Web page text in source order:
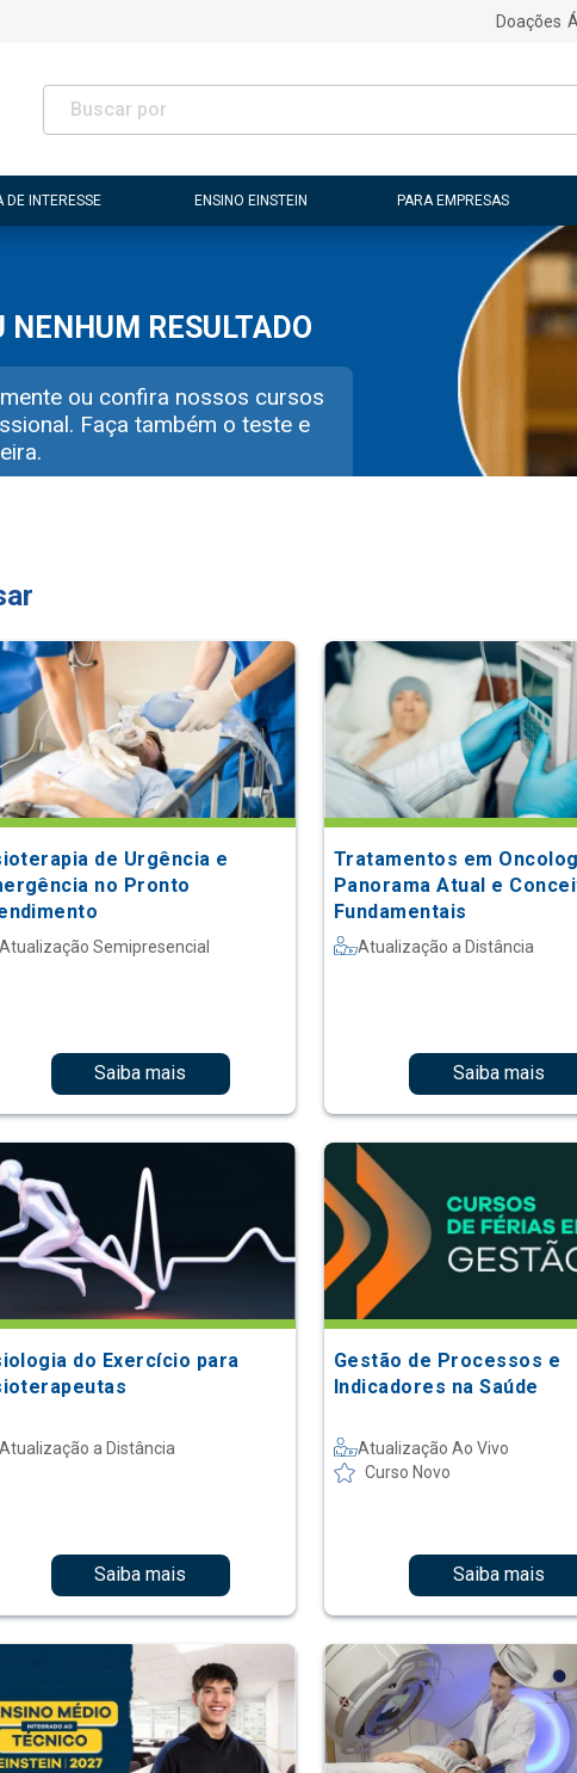
Doações
DE INTERESSE ENSINO EINSTEIN PARA EMPRESAS
NENHUM RESULTADO
ou confira nossos cursos
Faça também o teste e
de Urgência e
no Pronto
Atualização Semipresencial
Saiba mais
Tratamentos em
Panorama Atual e
Fundamentais
Atualização a Distância
Saiba mais
do Exercício para
Atualização a Distância
Saiba mais
Gestão de Processos e
Indicadores na Saúde
Atualização Ao Vivo
Curso Novo
Saiba mais